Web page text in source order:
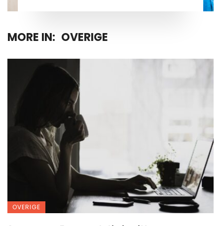
MORE IN: OVERIGE
OVERIGE